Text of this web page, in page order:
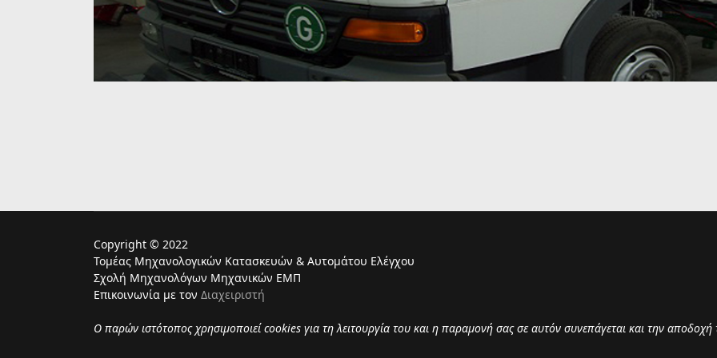
Copyright © 2022
Τομέας Μηχανολογικών Κατασκευών & Αυτομάτου Ελέγχου
Σχολή Μηχανολόγων Μηχανικών ΕΜΠ
Επικοινωνία με τον Διαχειριστή
Ο παρών ιστότοπος χρησιμoποιεί cookies για τη λειτουργία του και η παραμονή σας σε αυτόν συνεπάγεται και την αποδοχή